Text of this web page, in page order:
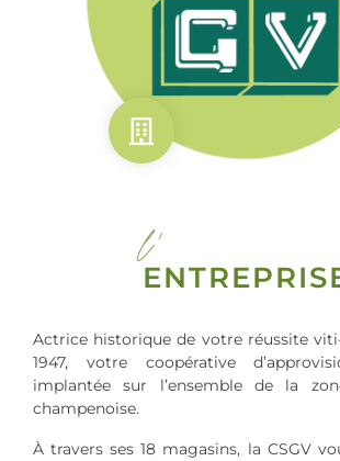
l'
Actrice historique de votre réussite
1947, votre coopérative
implantée sur l’ensemble de la
champenoise.
À travers ses 18 magasins, la CSGV